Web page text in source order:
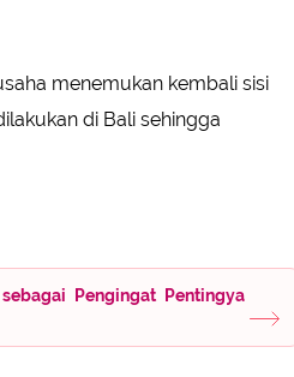
menemukan kembali sisi
di Bali sehingga
Pengingat Pentingya